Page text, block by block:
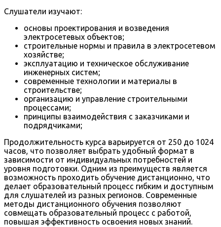
Слушатели изучают:
основы проектирования и возведения
электросетевых объектов;
строительные нормы и правила в электросетевом
хозяйстве;
эксплуатацию и техническое обслуживание
инженерных систем;
современные технологии и материалы в
строительстве;
организацию и управление строительными
процессами;
принципы взаимодействия с заказчиками и
подрядчиками;
Продолжительность курса варьируется от 250 до 1024
часов, что позволяет выбрать удобный формат в
зависимости от индивидуальных потребностей и
уровня подготовки. Одним из преимуществ является
возможность проходить обучение дистанционно, что
делает образовательный процесс гибким и доступным
для слушателей из разных регионов. Современные
методы дистанционного обучения позволяют
совмещать образовательный процесс с работой,
повышая эффективность освоения новых знаний.